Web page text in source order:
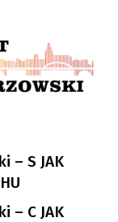
– S JAK
– C JAK